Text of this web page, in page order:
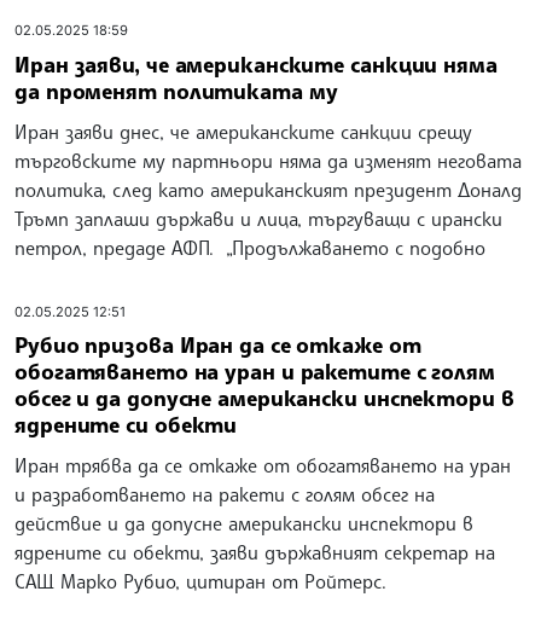
02.05.2025 18:59
Иран заяви, че американските санкции няма
да променят политиката му
Иран заяви днес, че американските санкции срещу
търговските му партньори няма да изменят неговата
политика, след като американският президент Доналд
Тръмп заплаши държави и лица, търгуващи с ирански
петрол, предаде АФП. „Продължаването с подобно
02.05.2025 12:51
Рубио призова Иран да се откаже от
обогатяването на уран и ракетите с голям
обсег и да допусне американски инспектори в
ядрените си обекти
Иран трябва да се откаже от обогатяването на уран
и разработването на ракети с голям обсег на
действие и да допусне американски инспектори в
ядрените си обекти, заяви държавният секретар на
САЩ Марко Рубио, цитиран от Ройтерс.